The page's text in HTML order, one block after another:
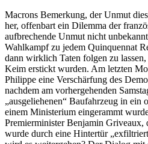
Macrons Bemerkung, der Unmut
her, offenbart ein Dilemma der
aufbrechende Unmut nicht
Wahlkampf zu jedem Quinquennat
dann wirklich Taten folgen zu
Keim erstickt wurden. Am letzten
Philippe eine Verschärfung des
nachdem am vorhergehenden
„ausgeliehenen“ Baufahrzeug in ein
einem Ministerium eingerammt
Premierminister Benjamin Griveaux,
wurde durch eine Hintertür